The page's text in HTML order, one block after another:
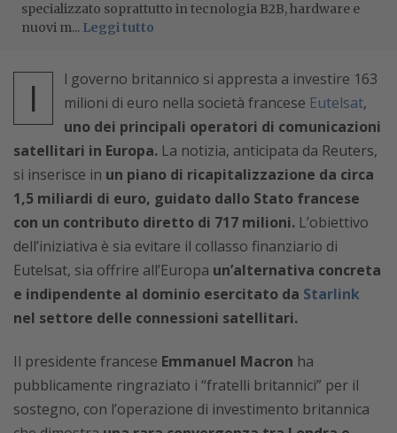
specializzato soprattutto in tecnologia B2B, hardware e
nuovi m... Leggi tutto
I
l governo britannico si appresta a investire 163
milioni di euro nella società francese Eutelsat,
uno dei principali operatori di comunicazioni
satellitari in Europa. La notizia, anticipata da Reuters,
si inserisce in un piano di ricapitalizzazione da circa
1,5 miliardi di euro, guidato dallo Stato francese
con un contributo diretto di 717 milioni. L’obiettivo
dell’iniziativa è sia evitare il collasso finanziario di
Eutelsat, sia offrire all’Europa un’alternativa concreta
e indipendente al dominio esercitato da Starlink
nel settore delle connessioni satellitari.
Il presidente francese Emmanuel Macron ha
pubblicamente ringraziato i “fratelli britannici” per il
sostegno, con l’operazione di investimento britannica